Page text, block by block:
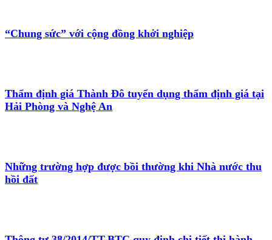
“Chung sức” với cộng đồng khởi nghiệp
Thẩm định giá Thành Đô tuyển dụng thẩm định giá tại
Hải Phòng và Nghệ An
Những trường hợp được bồi thường khi Nhà nước thu
hồi đất